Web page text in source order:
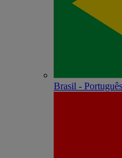
Brasil - Português